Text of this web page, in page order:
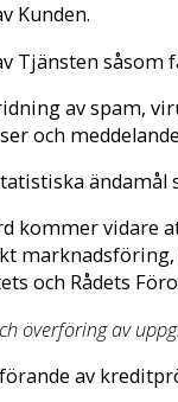
Kunden.
Tjänsten
av spam,
och
kommer vidare
marknadsföring,
och Rådets
överföring av
av